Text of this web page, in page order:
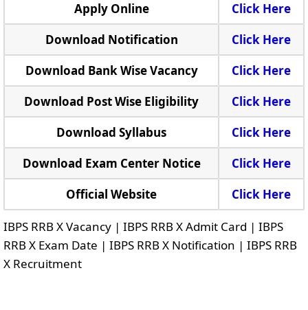
Apply Online
Click Here
Download Notification
Click Here
Download Bank Wise Vacancy
Click Here
Download Post Wise Eligibility
Click Here
Download Syllabus
Click Here
Download Exam Center Notice
Click Here
Official Website
Click Here
IBPS RRB X Vacancy | IBPS RRB X Admit Card | IBPS
RRB X Exam Date | IBPS RRB X Notification | IBPS RRB
X Recruitment